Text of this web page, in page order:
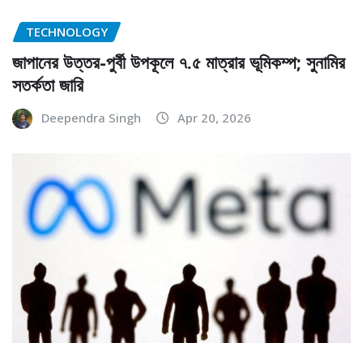
TECHNOLOGY
জাপানের উত্তর-পুর্বী উপকূলে ৭.৫ মাত্রার ভূমিকম্প; সুনামির
সতর্কতা জারি
Deependra Singh Apr 20, 2026